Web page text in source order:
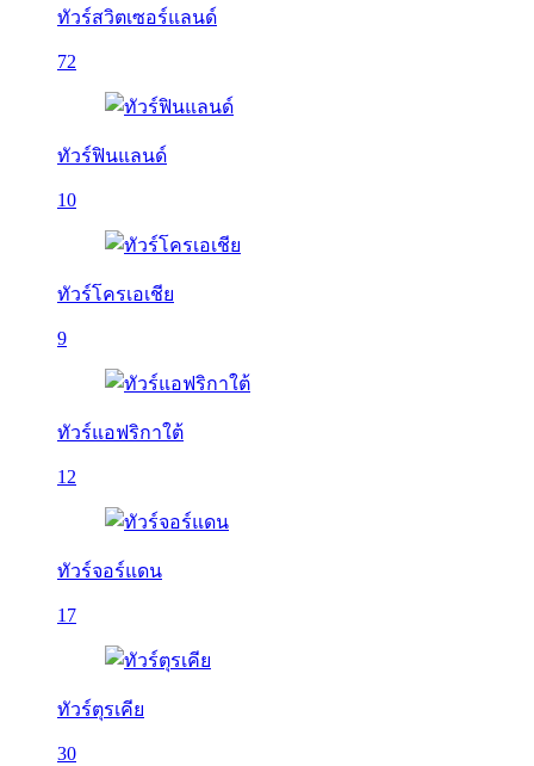
ทัวร์สวิตเซอร์แลนด์
72
ทัวร์ฟินแลนด์
10
ทัวร์โครเอเชีย
9
ทัวร์แอฟริกาใต้
12
ทัวร์จอร์แดน
17
ทัวร์ตุรเคีย
30